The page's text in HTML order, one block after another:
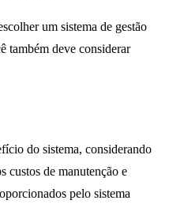
um sistema de gestão
também deve considerar
do sistema, considerando
custos de manutenção e
pelo sistema